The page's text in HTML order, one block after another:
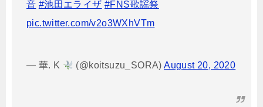
音 #池田エライザ #FNS歌謡祭
pic.twitter.com/v2o3WXhVTm
— 華. K (@koitsuzu_SORA)August 20, 2020